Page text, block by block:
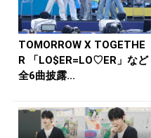
TOMORROW X TOGETHE
R 「LO$ER=LO♡ER」など
全6曲披露...